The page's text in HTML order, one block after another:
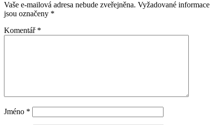
Vaše e-mailová adresa nebude zveřejněna. Vyžadované informace
jsou označeny *
Komentář *
Jméno *